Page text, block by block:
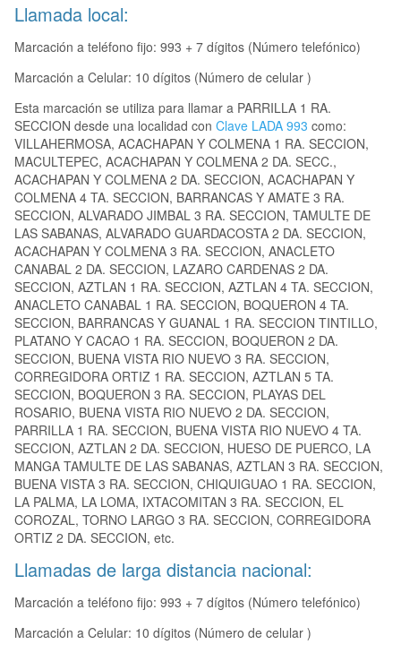
Llamada local:
Marcación a teléfono fijo: 993 + 7 dígitos (Número telefónico)
Marcación a Celular: 10 dígitos (Número de celular )
Esta marcación se utiliza para llamar a PARRILLA 1 RA.
SECCION desde una localidad con Clave LADA 993 como:
VILLAHERMOSA, ACACHAPAN Y COLMENA 1 RA. SECCION,
MACULTEPEC, ACACHAPAN Y COLMENA 2 DA. SECC.,
ACACHAPAN Y COLMENA 2 DA. SECCION, ACACHAPAN Y
COLMENA 4 TA. SECCION, BARRANCAS Y AMATE 3 RA.
SECCION, ALVARADO JIMBAL 3 RA. SECCION, TAMULTE DE
LAS SABANAS, ALVARADO GUARDACOSTA 2 DA. SECCION,
ACACHAPAN Y COLMENA 3 RA. SECCION, ANACLETO
CANABAL 2 DA. SECCION, LAZARO CARDENAS 2 DA.
SECCION, AZTLAN 1 RA. SECCION, AZTLAN 4 TA. SECCION,
ANACLETO CANABAL 1 RA. SECCION, BOQUERON 4 TA.
SECCION, BARRANCAS Y GUANAL 1 RA. SECCION TINTILLO,
PLATANO Y CACAO 1 RA. SECCION, BOQUERON 2 DA.
SECCION, BUENA VISTA RIO NUEVO 3 RA. SECCION,
CORREGIDORA ORTIZ 1 RA. SECCION, AZTLAN 5 TA.
SECCION, BOQUERON 3 RA. SECCION, PLAYAS DEL
ROSARIO, BUENA VISTA RIO NUEVO 2 DA. SECCION,
PARRILLA 1 RA. SECCION, BUENA VISTA RIO NUEVO 4 TA.
SECCION, AZTLAN 2 DA. SECCION, HUESO DE PUERCO, LA
MANGA TAMULTE DE LAS SABANAS, AZTLAN 3 RA. SECCION,
BUENA VISTA 3 RA. SECCION, CHIQUIGUAO 1 RA. SECCION,
LA PALMA, LA LOMA, IXTACOMITAN 3 RA. SECCION, EL
COROZAL, TORNO LARGO 3 RA. SECCION, CORREGIDORA
ORTIZ 2 DA. SECCION, etc.
Llamadas de larga distancia nacional:
Marcación a teléfono fijo: 993 + 7 dígitos (Número telefónico)
Marcación a Celular: 10 dígitos (Número de celular )